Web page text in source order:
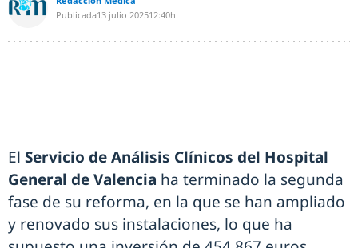
Publicada13 julio 202512:40h
El Servicio de Análisis Clínicos del Hospital
General de Valencia ha terminado la segunda
fase de su reforma, en la que se han ampliado
y renovado sus instalaciones, lo que ha